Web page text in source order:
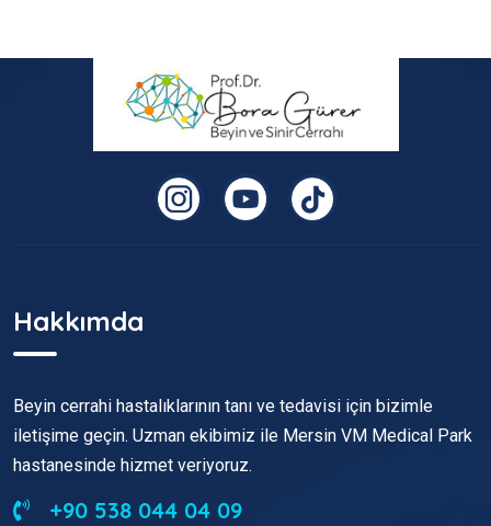
Hakkımda
Beyin cerrahi hastalıklarının tanı ve tedavisi için bizimle
iletişime geçin. Uzman ekibimiz ile Mersin VM Medical Park
hastanesinde hizmet veriyoruz.
+90 538 044 04 09